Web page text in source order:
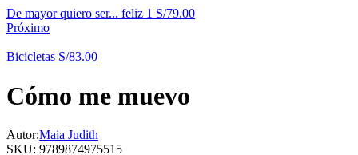
De mayor quiero ser... feliz 1 S/79.00
Próximo
Bicicletas S/83.00
Cómo me muevo
Autor:Maia Judith
SKU: 9789874975515